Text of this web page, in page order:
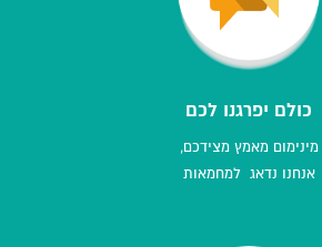
כולם יפרגנו לכם
מינימום מאמץ מצידכם,
אנחנו נדאג למחמאות